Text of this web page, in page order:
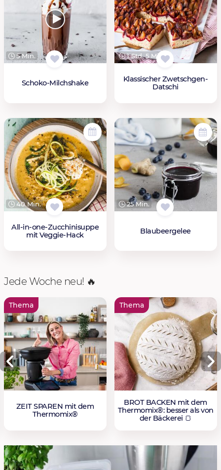
5 Min.
Schoko-Milchshake
1 Std. 5 Min.
Klassischer Zwetschgen-
Datschi
40 Min.
All-in-one-Zucchinisuppe
mit Veggie-Hack
25 Min.
Blaubeergelee
Jede Woche neu! 🔥
ZEIT SPAREN mit dem
Thermomix®
Thema
BROT BACKEN mit dem
Thermomix®: besser als von
der Bäckerei 🍞
Thema